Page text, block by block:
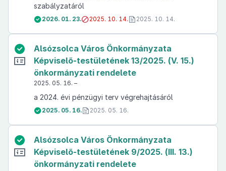
szabályzatáról
2026. 01. 23. 2025. 10. 14. 2025. 10. 14.
Alsózsolca Város Önkormányzata
Képviselő-testületének 13/2025. (V. 15.)
önkormányzati rendelete
2025. 05. 16. –
a 2024. évi pénzügyi terv végrehajtásáról
2025. 05. 16. 2025. 05. 16.
Alsózsolca Város Önkormányzata
Képviselő-testületének 9/2025. (III. 13.)
önkormányzati rendelete